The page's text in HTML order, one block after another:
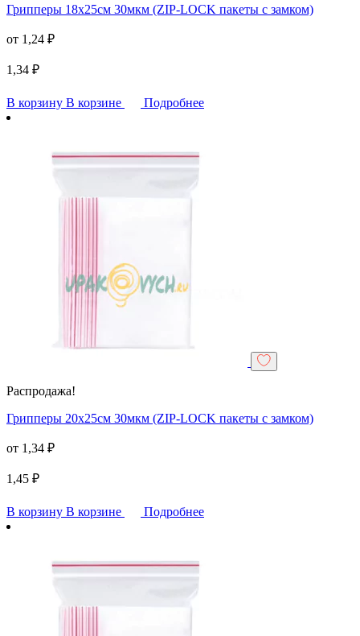
Грипперы 18х25см 30мкм (ZIP-LOCK пакеты с замком)
от 1,24 ₽
1,34 ₽
В корзину В корзине Подробнее
Распродажа!
Грипперы 20х25см 30мкм (ZIP-LOCK пакеты с замком)
от 1,34 ₽
1,45 ₽
В корзину В корзине Подробнее